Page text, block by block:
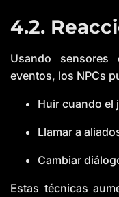
4.2.
Usando
eventos, los NPCs
Huir cuando el
Llamar a
Cambiar
Estas técnicas